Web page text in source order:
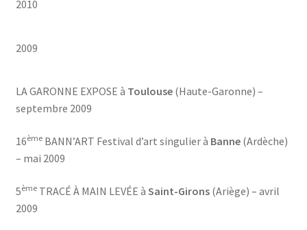
2010
2009
LA GARONNE EXPOSE à Toulouse(Haute-Garonne) –
septembre 2009
16èmeBANN’ART Festival d’art singulier à Banne(Ardèche)
– mai 2009
5èmeTRACÉ À MAIN LEVÉE à Saint-Girons (Ariège) – avril
2009